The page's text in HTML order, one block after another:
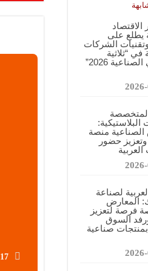
وتدعم مرحلة إعادة الإعمار
السورية
وتعزيز حضور المنتجات المحلية
الاقتصاد
يطلع على
الشركات
في “ثلاثية
مشهداني الصناعية 2026”
البلاستيكية:
الصناعية منصة
حضور
لصناعة
المعارض
فرصة لتعزيز
السوق
صناعية
17 %